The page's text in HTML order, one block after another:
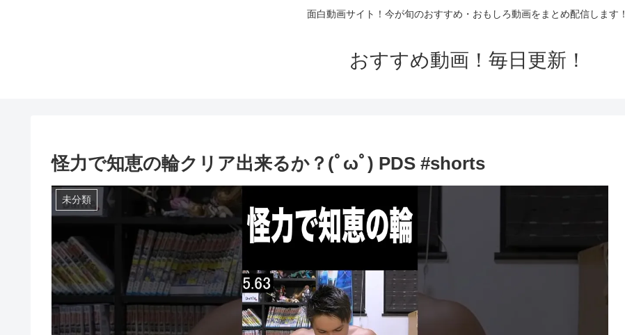
面白動画サイト！今が旬のおすすめ・おもしろ動画をまとめ配信します！
おすすめ動画！毎日更新！
怪力で知恵の輪クリア出来るか？(ﾟωﾟ) PDS #shorts
未分類